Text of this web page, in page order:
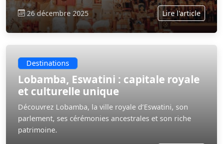
26 décembre 2025 Lire l'article
Destinations
Lobamba, Eswatini : capitale royale
et culturelle unique
Découvrez Lobamba, la ville royale d’Eswatini, son
parlement, ses cérémonies ancestrales et son riche
patrimoine.